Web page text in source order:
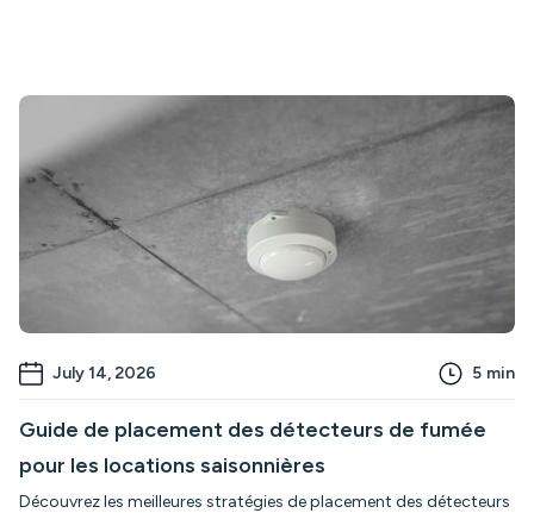
July 14, 2026 5 min
Guide de placement des détecteurs de fumée
pour les locations saisonnières
Découvrez les meilleures stratégies de placement des détecteurs